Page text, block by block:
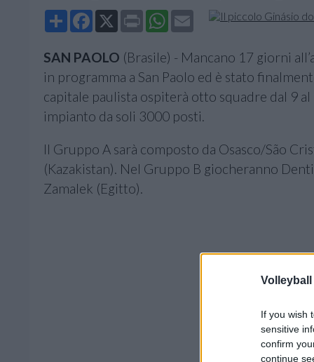
Volleyball
If you wish
sensitive
confirm
continue
Share Facebook
X Print WhatsApp
Email
SAN PAOLO (Brasile) - Mancano 17 giorni
in programma a San Paolo ed è stato
capitale paulista ospiterà otto squadre dal 9
impianto da soli 3000 posti.
Il Gruppo A sarà composto da Osasco/São
(Kazakistan). Nel Gruppo B giocheranno
Zamalek (Egitto).